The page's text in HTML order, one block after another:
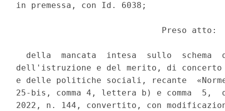
in premessa, con Id. 6038;
                             Preso atto:
della  mancata  intesa  sullo  schema
dell'istruzione e del merito, di
e delle politiche sociali, recante
25-bis, comma 4, lettera b) e comma  5,
2022, n. 144, convertito, con